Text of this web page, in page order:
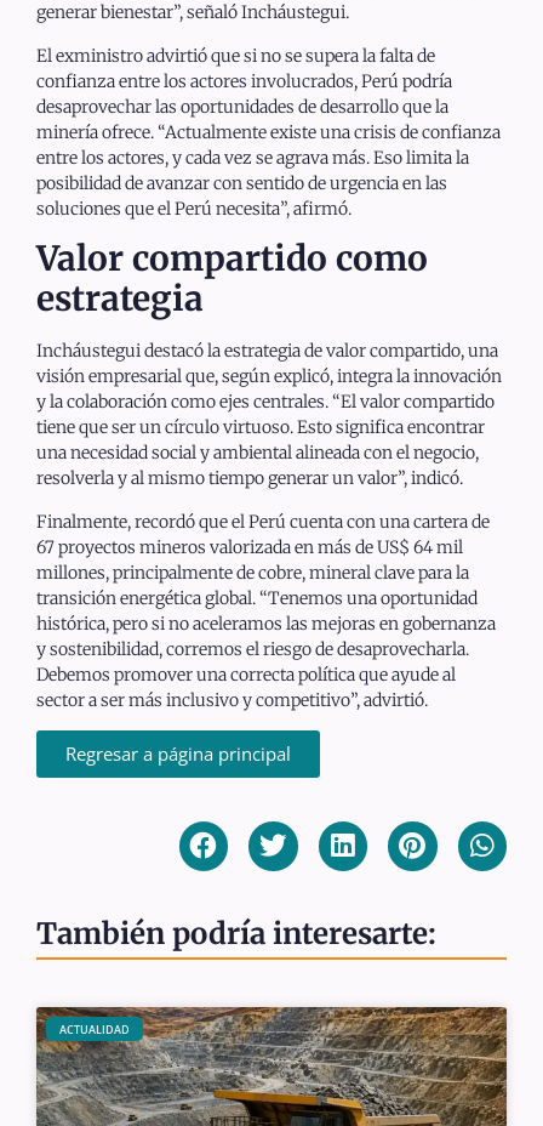
generar bienestar”, señaló Incháustegui.
El exministro advirtió que si no se supera la falta de
confianza entre los actores involucrados, Perú podría
desaprovechar las oportunidades de desarrollo que la
minería ofrece. “Actualmente existe una crisis de confianza
entre los actores, y cada vez se agrava más. Eso limita la
posibilidad de avanzar con sentido de urgencia en las
soluciones que el Perú necesita”, afirmó.
Valor compartido como
estrategia
Incháustegui destacó la estrategia de valor compartido, una
visión empresarial que, según explicó, integra la innovación
y la colaboración como ejes centrales. “El valor compartido
tiene que ser un círculo virtuoso. Esto significa encontrar
una necesidad social y ambiental alineada con el negocio,
resolverla y al mismo tiempo generar un valor”, indicó.
Finalmente, recordó que el Perú cuenta con una cartera de
67 proyectos mineros valorizada en más de US$ 64 mil
millones, principalmente de cobre, mineral clave para la
transición energética global. “Tenemos una oportunidad
histórica, pero si no aceleramos las mejoras en gobernanza
y sostenibilidad, corremos el riesgo de desaprovecharla.
Debemos promover una correcta política que ayude al
sector a ser más inclusivo y competitivo”, advirtió.
Regresar a página principal
También podría interesarte:
ACTUALIDAD